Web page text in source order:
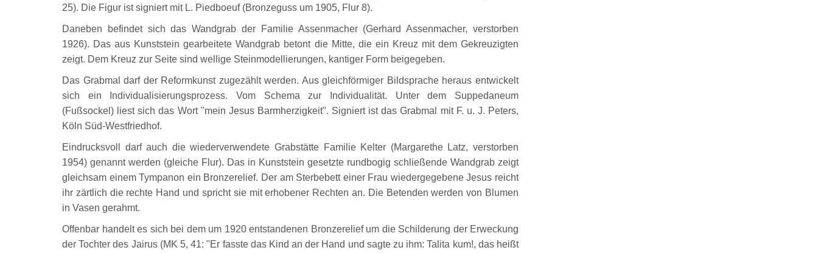
25). Die Figur ist signiert mit L. Piedboeuf (Bronzeguss um 1905, Flur 8).
Daneben befindet sich das Wandgrab der Familie Assenmacher (Gerhard Assenmacher, verstorben
1926). Das aus Kunststein gearbeitete Wandgrab betont die Mitte, die ein Kreuz mit dem Gekreuzigten
zeigt. Dem Kreuz zur Seite sind wellige Steinmodellierungen, kantiger Form beigegeben.
Das Grabmal darf der Reformkunst zugezählt werden. Aus gleichförmiger Bildsprache heraus entwickelt
sich ein Individualisierungsprozess. Vom Schema zur Individualität. Unter dem Suppedaneum
(Fußsockel) liest sich das Wort "mein Jesus Barmherzigkeit". Signiert ist das Grabmal mit F. u. J. Peters,
Köln Süd-Westfriedhof.
Eindrucksvoll darf auch die wiederverwendete Grabstätte Familie Kelter (Margarethe Latz, verstorben
1954) genannt werden (gleiche Flur). Das in Kunststein gesetzte rundbogig schließende Wandgrab zeigt
gleichsam einem Tympanon ein Bronzerelief. Der am Sterbebett einer Frau wiedergegebene Jesus reicht
ihr zärtlich die rechte Hand und spricht sie mit erhobener Rechten an. Die Betenden werden von Blumen
in Vasen gerahmt.
Offenbar handelt es sich bei dem um 1920 entstandenen Bronzerelief um die Schilderung der Erweckung
der Tochter des Jairus (MK 5, 41: "Er fasste das Kind an der Hand und sagte zu ihm: Talita kum!, das heißt